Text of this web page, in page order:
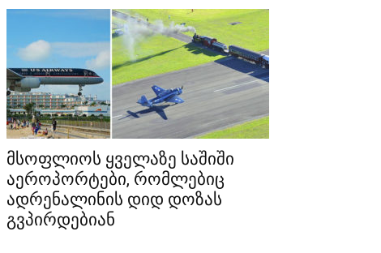
მსოფლიოს ყველაზე საშიში
აეროპორტები, რომლებიც
ადრენალინის დიდ დოზას
გვპირდებიან